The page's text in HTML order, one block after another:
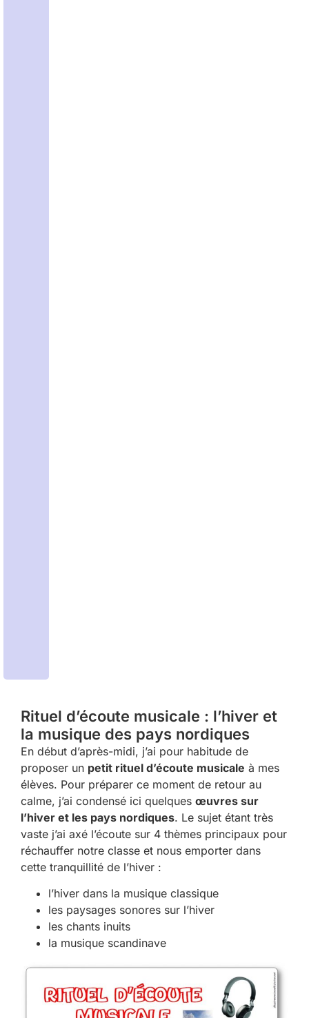
Rituel d’écoute musicale : l’hiver et
la musique des pays nordiques
En début d’après-midi, j’ai pour habitude de
proposer un petit rituel d’écoute musicale à mes
élèves. Pour préparer ce moment de retour au
calme, j’ai condensé ici quelques œuvres sur
l’hiver et les pays nordiques. Le sujet étant très
vaste j’ai axé l’écoute sur 4 thèmes principaux pour
réchauffer notre classe et nous emporter dans
cette tranquillité de l’hiver :
l’hiver dans la musique classique
les paysages sonores sur l’hiver
les chants inuits
la musique scandinave